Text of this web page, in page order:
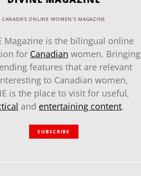
CANADA'S ONLINE WOMEN'S MAGAZINE
Magazine is the bilingual online
for Canadian women. Bringing
features that are relevant
to Canadian women,
is the place to visit for useful,
and entertaining content.
SUBSCRIBE